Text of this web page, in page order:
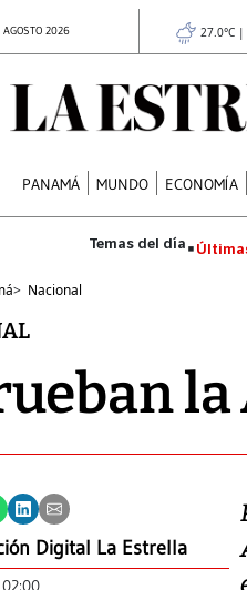
2026 27.0°C |
PANAMÁ MUNDO ECONOMÍA
> Nacional
Digital La Estrella